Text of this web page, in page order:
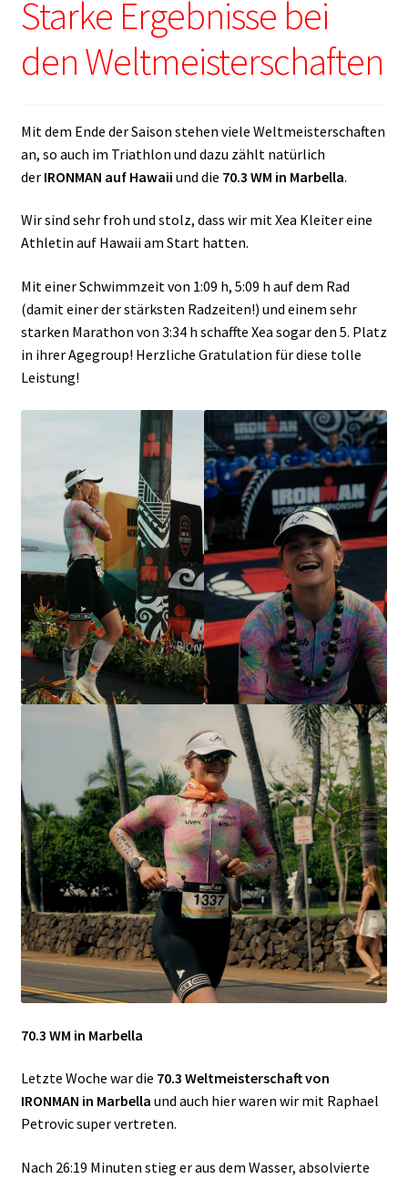
Starke Ergebnisse bei
den Weltmeisterschaften
Mit dem Ende der Saison stehen viele Weltmeisterschaften
an, so auch im Triathlon und dazu zählt natürlich
der IRONMAN auf Hawaii und die 70.3 WM in Marbella.
Wir sind sehr froh und stolz, dass wir mit Xea Kleiter eine
Athletin auf Hawaii am Start hatten.
Mit einer Schwimmzeit von 1:09 h, 5:09 h auf dem Rad
(damit einer der stärksten Radzeiten!) und einem sehr
starken Marathon von 3:34 h schaffte Xea sogar den 5. Platz
in ihrer Agegroup! Herzliche Gratulation für diese tolle
Leistung!
70.3 WM in Marbella
Letzte Woche war die 70.3 Weltmeisterschaft von
IRONMAN in Marbella und auch hier waren wir mit Raphael
Petrovic super vertreten.
Nach 26:19 Minuten stieg er aus dem Wasser, absolvierte